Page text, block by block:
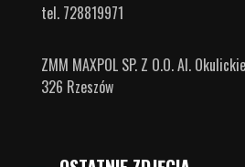
tel. 728819971
ZMM MAXPOL SP. Z O.O. Al.
326 Rzeszów